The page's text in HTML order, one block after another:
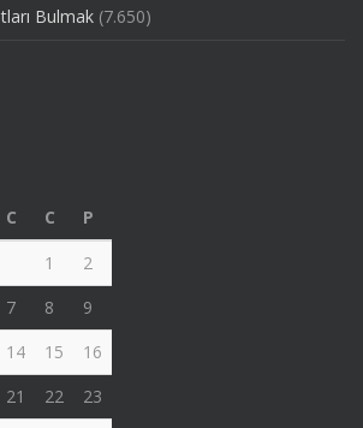
Bulmak (7.650)
C C
P
1
2
7 8
9
14 15
16
21 22
23